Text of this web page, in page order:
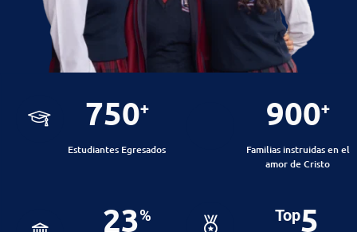
750+
Estudiantes Egresados
900+
Familias instruidas en el
amor de Cristo
23% Top5